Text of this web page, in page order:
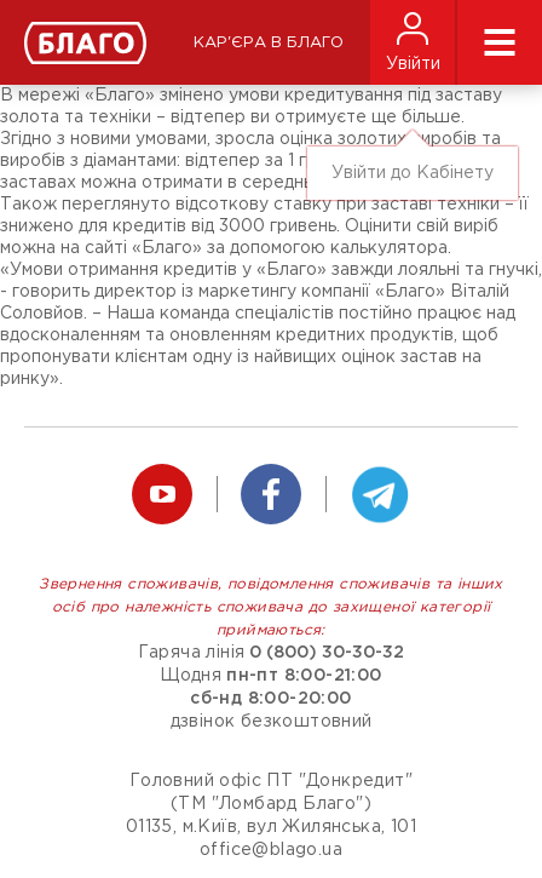
КАР'ЄРА В БЛАГО
Увійти
Увійти до Кабінету
ЗМІ про нас
Підписники соц-мереж
Ярмарки
В мережі «Благо» змінено умови кредитування під заставу
золота та техніки – відтепер ви отримуєте ще більше.
Згідно з новими умовами, зросла оцінка золотих виробів та
виробів з діамантами: відтепер за 1 грам металу у таких
заставах можна отримати в середньому на 30 грн більше.
Також переглянуто відсоткову ставку при заставі техніки – її
знижено для кредитів від 3000 гривень. Оцінити свій виріб
можна на сайті «Благо» за допомогою калькулятора.
«Умови отримання кредитів у «Благо» завжди лояльні та гнучкі,
- говорить директор із маркетингу компанії «Благо» Віталій
Соловйов. – Наша команда спеціалістів постійно працює над
вдосконаленням та оновленням кредитних продуктів, щоб
пропонувати клієнтам одну із найвищих оцінок застав на
ринку».
Звернення споживачів, повідомлення споживачів та інших
осіб про належність споживача до захищеної категорії
приймаються:
Гаряча лінія 0 (800) 30-30-32
Щодня пн-пт 8:00-21:00
сб-нд 8:00-20:00
дзвінок безкоштовний
Головний офіс ПТ "Донкредит"
(ТМ "Ломбард Благо")
01135, м.Київ, вул Жилянська, 101
office@blago.ua